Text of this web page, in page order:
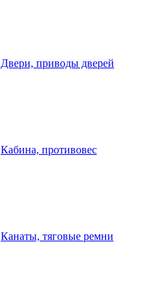
Двери, приводы дверей
Кабина, противовес
Канаты, тяговые ремни